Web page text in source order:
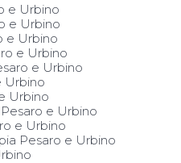
e Urbino
e Urbino
e Urbino
e Urbino
e Urbino
Urbino
Urbino
e Urbino
e Urbino
Pesaro e Urbino